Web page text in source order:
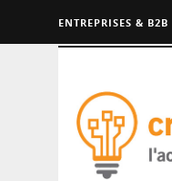
ENTREPRISES & B2B